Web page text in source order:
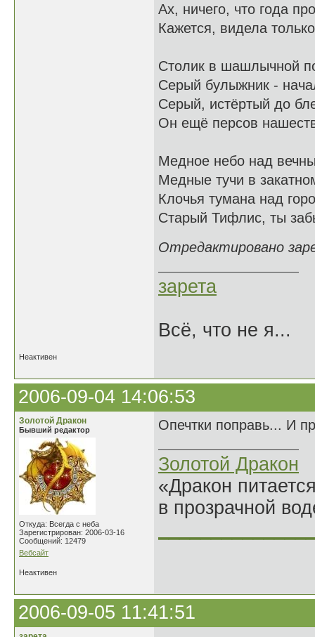
Ах, ничего, что года
Кажется, видела
Столик в шашлычной
Серый булыжник -
Серый, истёртый до
Он ещё персов
Медное небо над
Медные тучи в
Клочья тумана над
Старый Тифлис, ты
Отредактировано
зарета
Всё, что не я...
Неактивен
2006-09-04 14:06:53
Золотой Дракон
Бывший редактор
Откуда: Всегда с неба
Зарегистрирован: 2006-03-16
Сообщений: 12479
Вебсайт
Опечтки поправь... И
Золотой Дракон
«Дракон
в прозрачной
Неактивен
2006-09-05 11:41:51